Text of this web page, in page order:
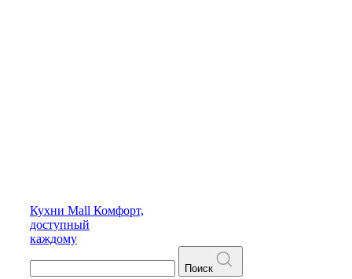
Кухни Mall Комфорт,
доступный
каждому
Поиск